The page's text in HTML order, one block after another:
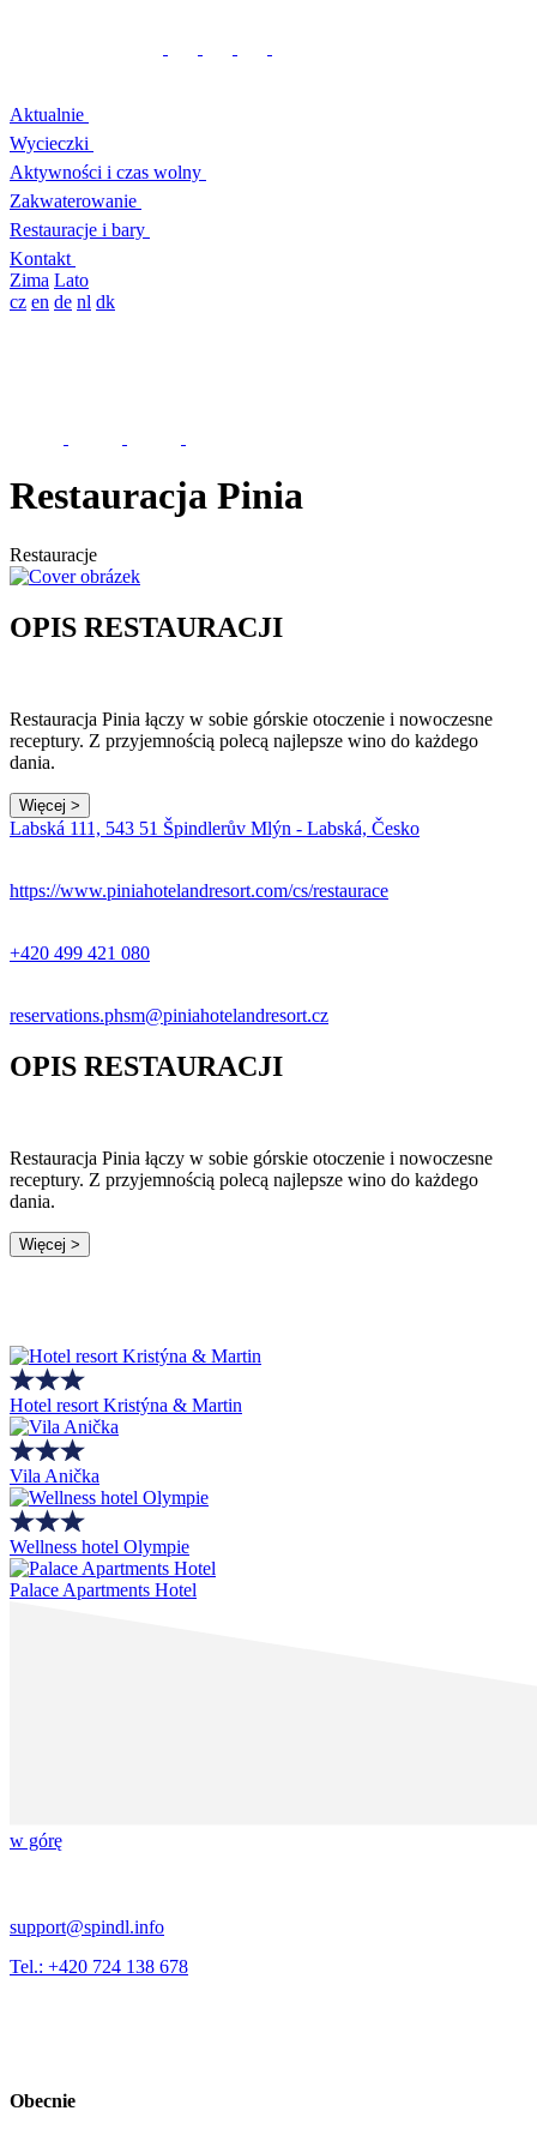
Aktualnie
Wycieczki
Aktywności i czas wolny
Zakwaterowanie
Restauracje i bary
Kontakt
Zima Lato
cz en de nl dk
Restauracja Pinia
Restauracje
OPIS RESTAURACJI
Restauracja Pinia łączy w sobie górskie otoczenie i nowoczesne
receptury. Z przyjemnością polecą najlepsze wino do każdego
dania.
Więcej >
Labská 111, 543 51 Špindlerův Mlýn - Labská, Česko
https://www.piniahotelandresort.com/cs/restaurace
+420 499 421 080
reservations.phsm@piniahotelandresort.cz
OPIS RESTAURACJI
Restauracja Pinia łączy w sobie górskie otoczenie i nowoczesne
receptury. Z przyjemnością polecą najlepsze wino do każdego
dania.
Więcej >
Hotel resort Kristýna & Martin
Vila Anička
Wellness hotel Olympie
Palace Apartments Hotel
w górę
support@spindl.info
Tel.: +420 724 138 678
Obecnie